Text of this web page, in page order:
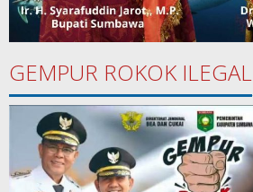
GEMPUR ROKOK ILEGAL